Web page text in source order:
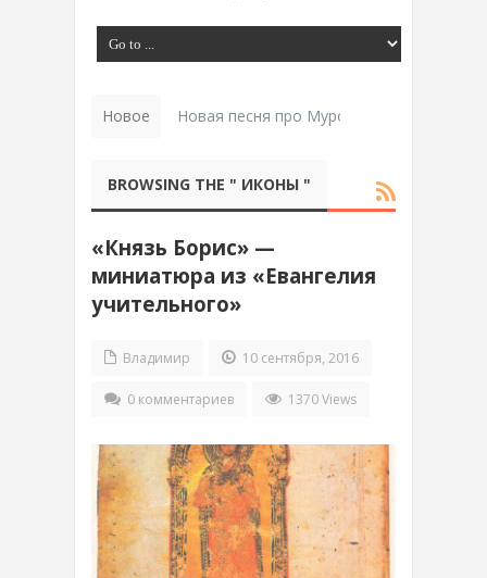
Новое Новая песня про Муром: «Былинный
BROWSING THE " ИКОНЫ "
«Князь Борис» —
миниатюра из «Евангелия
учительного»
Владимир 10 сентября, 2016
0 комментариев 1370 Views